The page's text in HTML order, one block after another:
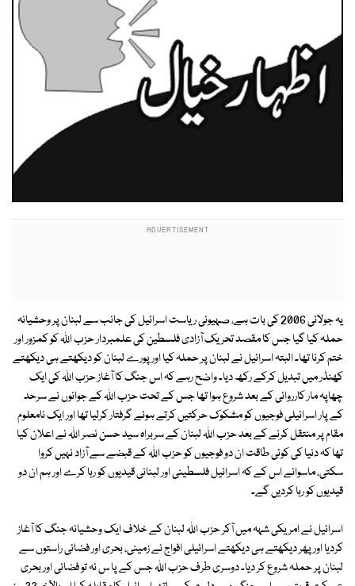
یہ جولائی 2006 کی بات ہے، صہیونی ریاست اسرائیل کی جانب سے لبنان پر وحشیانہ
حملہ کیا گیا جس کا مقصد تحریک آزادی فلسطین کی علمبردار حزب اﷲ کو کمزور اور
ختم کرنا تھا۔ البتہ اسرائیل نے لبنان پر حملہ کیا اور پورے لبنان کو دیکھتے ہی دیکھتے
کھنڈر میں تبدیل کرکے رکھ دیا۔ واضح رہے کہ اس جنگ کا آغاز حزب اﷲ کی ایک
چھاپہ مار کارروائی کے بعد شروع ہوا تھا جس کے تحت حزب اﷲ کے جوانوں نے سرحد
کے پار اسرائیلی فوجیوں کو مشکوک حرکتیں کرتے ہوئے گرفتار کرلیا تھا اور ایک نامعلوم
مقام پر منتقل کرنے کے بعد حزب اﷲ لبنان کے سربراہ سید حسن نصر اﷲ نے اعلان کیا
تھا کہ دنیا کی کوئی طاقت ان دو فوجیوں کو حزب اﷲ کے قبضے سے آزاد نہیں کروا
سکتی، ماسوائے اس کے کہ اسرائیل فلسطینی اور لبنانی قیدیوں کو رہا کرے اور ہم ان دو
قیدیوں کو رہا کردیں گے۔
اسرائیل نے امریکی شہہ میں آکر حزب اﷲ لبنان کے خلاف ایک وحشیانہ جنگ کا آغاز
کردیا اور پھر دیکھتے ہی دیکھتے اسرائیلی افواج نے زمینی، بحری اور فضائی راستوں سے
لبنان پر حملہ شروع کر دیا۔ دوسری طرف حزب اﷲ جس کے پا س نہ تو فضائی اور بحری